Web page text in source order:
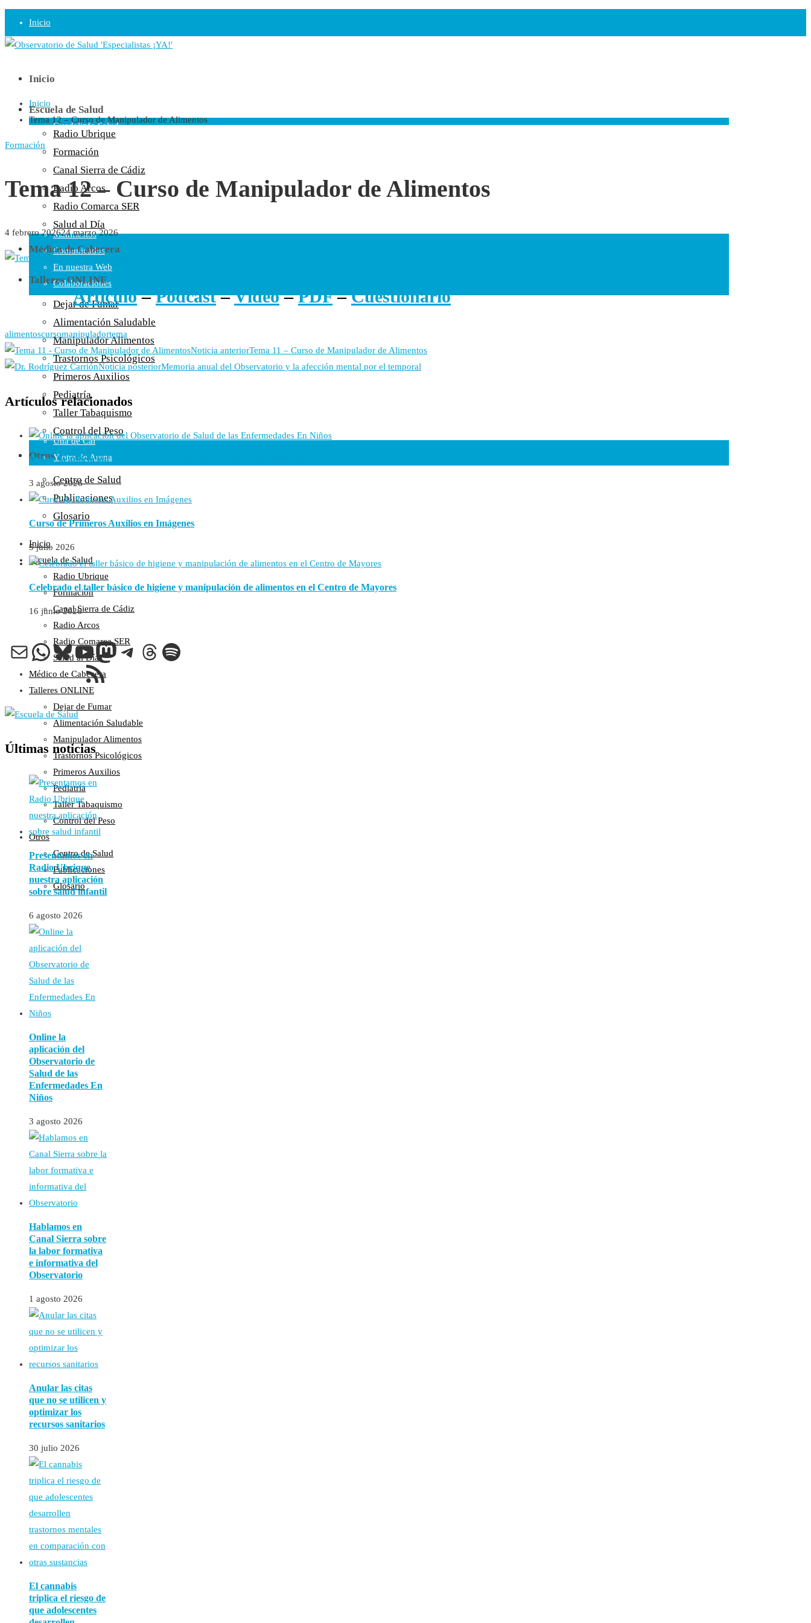
Inicio
Observatorio
Opinión
Radio
Guadalinfo Salud
Radio Guadalete
COPE Pontevedra
Salud en Radio Ubrique
Salud en Verano
Plataforma
Manifiestos
Comunicados
En nuestra Web
Colaboraciones
Cartas al Director
Otros
Vídeos
Audio
Cara Oscura Sanidad
Humor
Cal y Arena
Una de Cal
Y otra de Arena
Noticias Sanitarias
Enlaces
Inicio
Escuela de Salud
Radio Ubrique
Formación
Canal Sierra de Cádiz
Radio Arcos
Radio Comarca SER
Salud al Día
Médico de Cabecera
Talleres ONLINE
Dejar de Fumar
Alimentación Saludable
Manipulador Alimentos
Trastornos Psicológicos
Primeros Auxilios
Pediatría
Taller Tabaquismo
Control del Peso
Otros
Centro de Salud
Publicaciones
Glosario
Inicio
Escuela de Salud
Radio Ubrique
Formación
Canal Sierra de Cádiz
Radio Arcos
Radio Comarca SER
Salud al Día
Médico de Cabecera
Talleres ONLINE
Dejar de Fumar
Alimentación Saludable
Manipulador Alimentos
Trastornos Psicológicos
Primeros Auxilios
Pediatría
Taller Tabaquismo
Control del Peso
Otros
Centro de Salud
Publicaciones
Glosario
Inicio
Tema 12 – Curso de Manipulador de Alimentos
Formación
Tema 12 – Curso de Manipulador de Alimentos
4 febrero 202624 marzo 2026
Artículo–Podcast–Vídeo–PDF–Cuestionario
alimentoscursomanipuladortema
Noticia anteriorTema 11 – Curso de Manipulador de Alimentos
Noticia posteriorMemoria anual del Observatorio y la afección mental por el temporal
Artículos relacionados
Online la aplicación del Observatorio de Salud de las Enfermedades En Niños
3 agosto 2026
Curso de Primeros Auxilios en Imágenes
5 julio 2026
Celebrado el taller básico de higiene y manipulación de alimentos en el Centro de Mayores
16 junio 2026
Correo electrónico
WhatsApp
Bluesky
YouTube
Mastodon
Telegram
Threads
Spotify
Feed RSS
Últimas noticias
Presentamos en
Radio Ubrique
nuestra aplicación
sobre salud infantil
6 agosto 2026
Online la
aplicación del
Observatorio de
Salud de las
Enfermedades En
Niños
3 agosto 2026
Hablamos en
Canal Sierra sobre
la labor formativa
e informativa del
Observatorio
1 agosto 2026
Anular las citas
que no se utilicen y
optimizar los
recursos sanitarios
30 julio 2026
El cannabis
triplica el riesgo de
que adolescentes